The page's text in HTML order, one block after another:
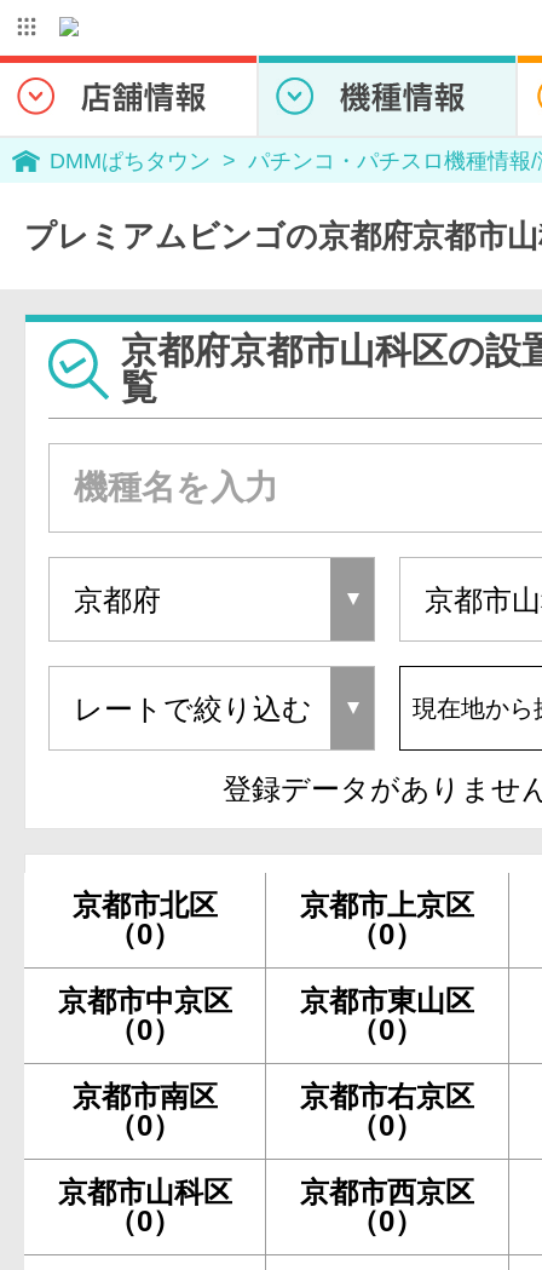
DMMぱちタウン パチンコ・パチスロ機種情報
プレミアムビンゴの京都府京都市
京都府京都市山科区の設
覧
現在地から
登録データがありませ
京都市北区
（0）
京都市上京区
（0）
京都市中京区
（0）
京都市東山区
（0）
京都市南区
（0）
京都市右京区
（0）
京都市山科区
（0）
京都市西京区
（0）